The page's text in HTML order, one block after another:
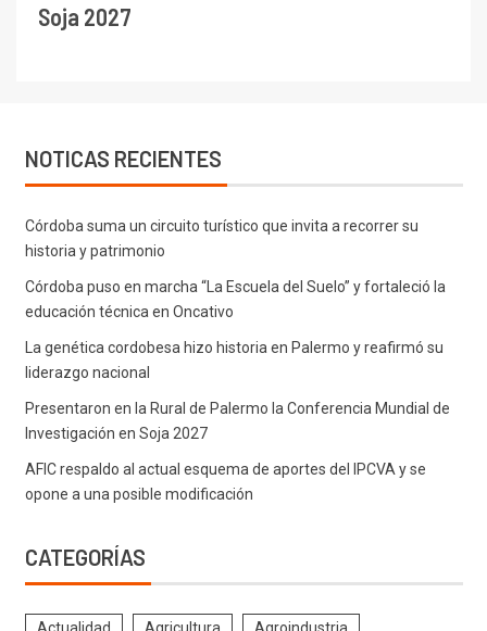
Soja 2027
NOTICAS RECIENTES
Córdoba suma un circuito turístico que invita a recorrer su
historia y patrimonio
Córdoba puso en marcha “La Escuela del Suelo” y fortaleció la
educación técnica en Oncativo
La genética cordobesa hizo historia en Palermo y reafirmó su
liderazgo nacional
Presentaron en la Rural de Palermo la Conferencia Mundial de
Investigación en Soja 2027
AFIC respaldo al actual esquema de aportes del IPCVA y se
opone a una posible modificación
CATEGORÍAS
Actualidad Agricultura Agroindustria